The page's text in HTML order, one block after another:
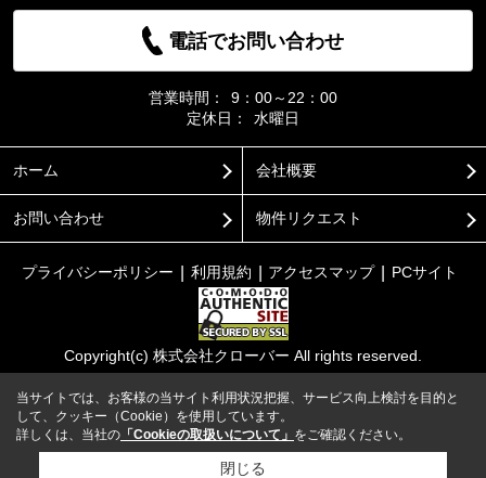
電話でお問い合わせ
営業時間：
9：00～22：00
定休日：
水曜日
ホーム 会社概要
お問い合わせ 物件リクエスト
プライバシーポリシー 利用規約 アクセスマップ PCサイト
Copyright(c) 株式会社クローバー All rights reserved.
当サイトでは、お客様の当サイト利用状況把握、サービス向上検討を目的と
して、クッキー（Cookie）を使用しています。
詳しくは、当社の 「Cookieの取扱いについて」 をご確認ください。
閉じる